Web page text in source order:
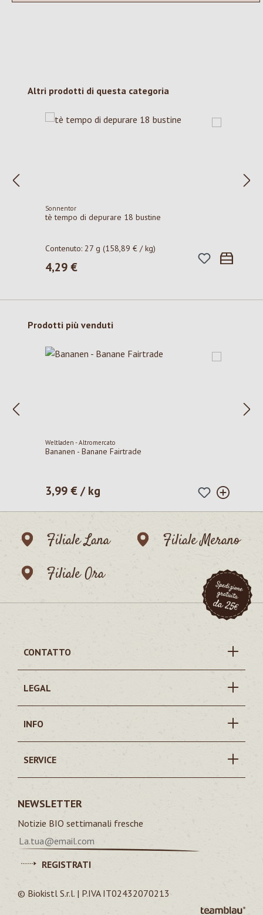
Salta la galleria dei prodotti
Altri prodotti di questa categoria
Sonnentor
tè tempo di depurare 18 bustine
Contenuto:27 g(158,89 € / kg)
Prezzo normale:
4,29 €
Salta la galleria dei prodotti
Prodotti più venduti
Weltladen - Altromercato
Bananen - Banane Fairtrade
Prezzo normale:
3,99 € / kg
Filiale Lana
Filiale Merano
Filiale Ora
CONTATTO
LEGAL
INFO
SERVICE
NEWSLETTER
Notizie BIO settimanali fresche
REGISTRATI
© Biokistl S.r.l. | P.IVA IT02432070213